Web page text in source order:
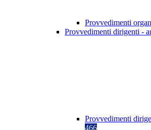
Provvedimenti
Provvedimenti dirigenti -
Provvedimenti
466